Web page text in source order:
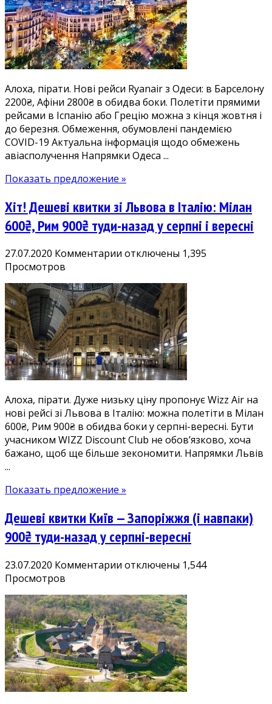
з
Одеси
в
Барселону
2200₴,
2800₴.
Квитки
в
Іспанію
або
Грецію
жовтні-
Алоха, пірати. Нові рейси Ryanair з Одеси: в Барселону
2200₴, Афіни 2800₴ в обидва боки. Полетіти прямими
рейсами в Іспанію або Грецію можна з кінця жовтня і
до березня. Обмеження, обумовлені пандемією
COVID-19 Актуальна інформація щодо обмежень
авіасполучення Напрямки Одеса ...
Показать предложение »
Хіт! Дешеві квитки зі Львова в Італію: Мілан
600₴, Рим 900₴ туди-назад у серпні і вересні
27.07.2020 Комментарии к
Хіт!
Дешеві
квитки
зі
Львова
в
Італію:
Мілан
Рим
900₴
туди-
назад
у
вересні
отключены 1,395
Просмотров
Алоха, пірати. Дуже низьку ціну пропонує Wizz Air на
нові рейсі зі Львова в Італію: можна полетіти в Мілан
600₴, Рим 900₴ в обидва боки у серпні-вересні. Бути
учасником WIZZ Discount Club не обов’язково, хоча
бажано, щоб ще більше зекономити. Напрямки Львів
...
Показать предложение »
Дешеві квитки Київ — Запоріжжя (і навпаки)
900₴ туди-назад у серпні-вересні
23.07.2020 Комментарии к
квитки
Київ
—
Запоріжжя
(і
навпаки)
900₴
отключены 1,544
Просмотров